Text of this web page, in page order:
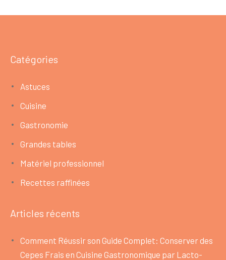
Catégories
Astuces
Cuisine
Gastronomie
Grandes tables
Matériel professionnel
Recettes raffinées
Articles récents
Comment Réussir son Guide Complet: Conserver des
Cepes Frais en Cuisine Gastronomique par Lacto-